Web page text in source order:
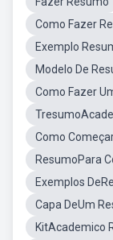
Como Fazer
Exemplo
Modelo De
Como Fazer
Como
ResumoPara
Exemplos
Capa DeUm
KitAcademico